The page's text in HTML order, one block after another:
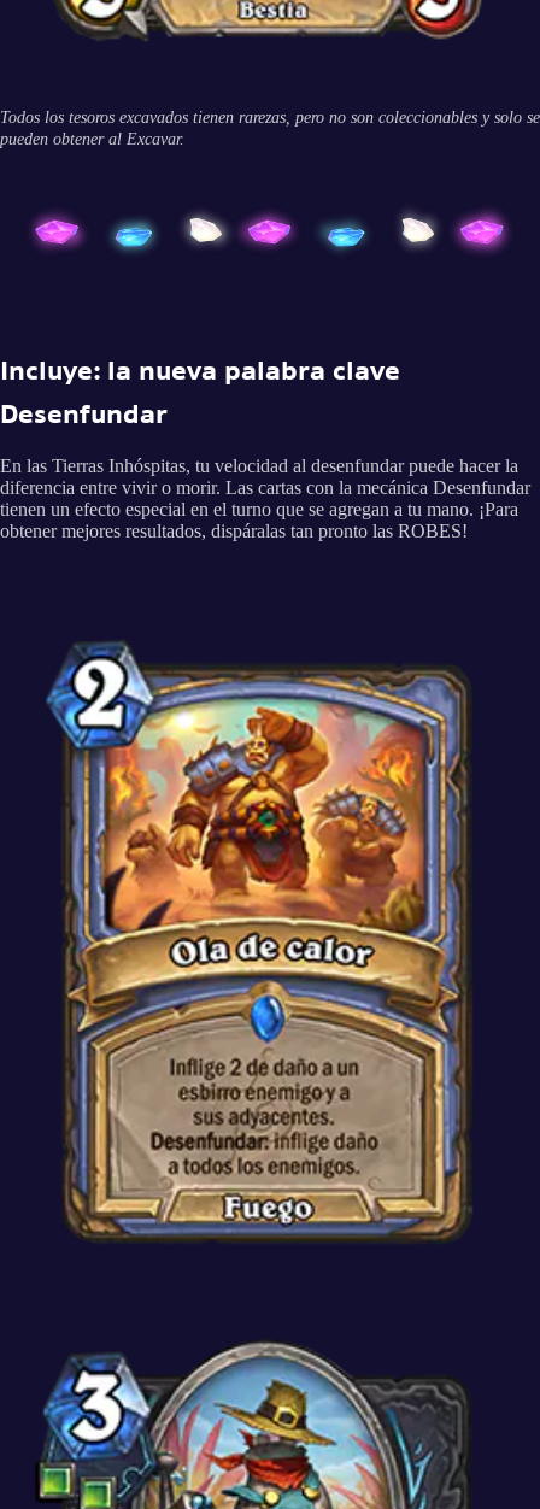
Todos los tesoros excavados tienen rarezas, pero no son coleccionables y solo se
pueden obtener al Excavar.
Incluye: la nueva palabra clave
Desenfundar
En las Tierras Inhóspitas, tu velocidad al desenfundar puede hacer la
diferencia entre vivir o morir. Las cartas con la mecánica Desenfundar
tienen un efecto especial en el turno que se agregan a tu mano. ¡Para
obtener mejores resultados, dispáralas tan pronto las ROBES!